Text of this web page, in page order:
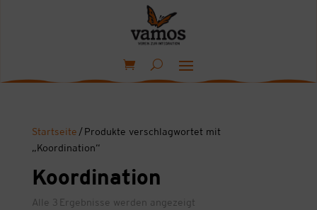
Startseite / Produkte verschlagwortet mit
„Koordination“
Koordination
Alle 3 Ergebnisse werden angezeigt